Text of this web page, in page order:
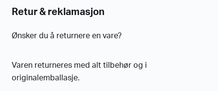
Retur & reklamasjon
Ønsker du å returnere en vare?
Varen returneres med alt tilbehør og i
originalemballasje.